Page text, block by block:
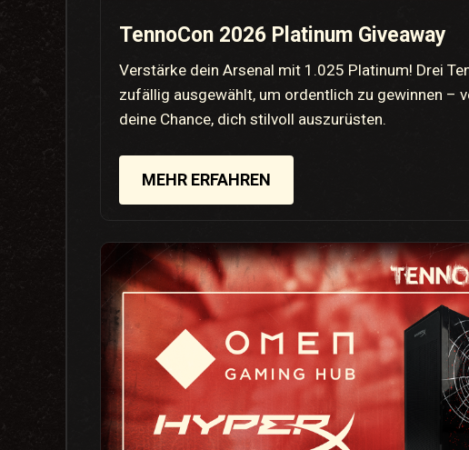
TennoCon 2026 Platinum Giveaway
Verstärke dein Arsenal mit 1.025 Platinum! Drei
zufällig ausgewählt, um ordentlich zu gewinnen –
deine Chance, dich stilvoll auszurüsten.
MEHR ERFAHREN